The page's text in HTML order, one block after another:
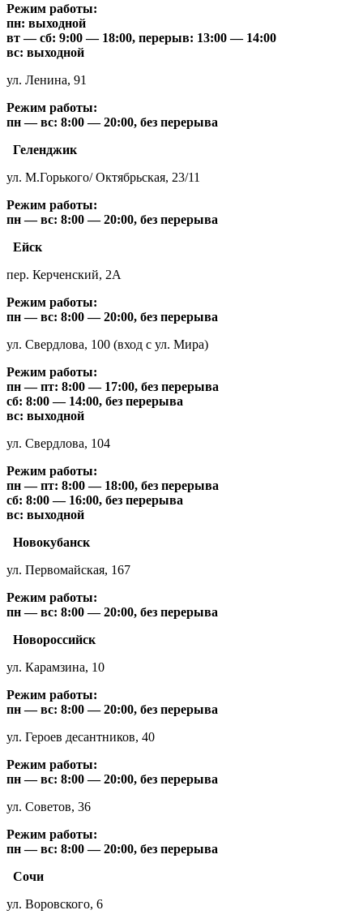
Режим работы:
пн: выходной
вт — сб: 9:00 — 18:00, перерыв: 13:00 — 14:00
вс: выходной
ул. Ленина, 91
Режим работы:
пн — вс: 8:00 — 20:00, без перерыва
Геленджик
ул. М.Горького/ Октябрьская, 23/11
Режим работы:
пн — вс: 8:00 — 20:00, без перерыва
Ейск
пер. Керченский, 2А
Режим работы:
пн — вс: 8:00 — 20:00, без перерыва
ул. Свердлова, 100 (вход с ул. Мира)
Режим работы:
пн — пт: 8:00 — 17:00, без перерыва
сб: 8:00 — 14:00, без перерыва
вс: выходной
ул. Свердлова, 104
Режим работы:
пн — пт: 8:00 — 18:00, без перерыва
сб: 8:00 — 16:00, без перерыва
вс: выходной
Новокубанск
ул. Первомайская, 167
Режим работы:
пн — вс: 8:00 — 20:00, без перерыва
Новороссийск
ул. Карамзина, 10
Режим работы:
пн — вс: 8:00 — 20:00, без перерыва
ул. Героев десантников, 40
Режим работы:
пн — вс: 8:00 — 20:00, без перерыва
ул. Советов, 36
Режим работы:
пн — вс: 8:00 — 20:00, без перерыва
Сочи
ул. Воровского, 6